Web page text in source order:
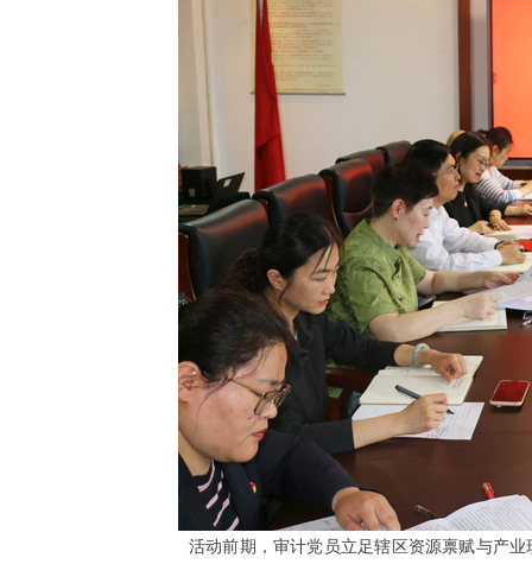
活动前期，审计党员立足辖区资源禀赋与产